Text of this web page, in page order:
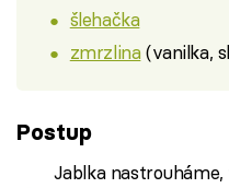
šlehačka
zmrzlina(vanilka,
Postup
Jablka